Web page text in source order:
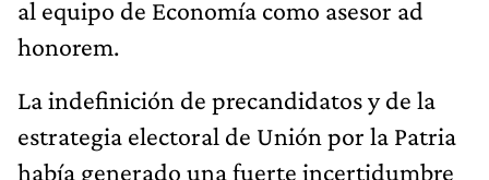
La indefinición de precandidatos y de la
estrategia electoral de Unión por la Patria
había generado una fuerte incertidumbre
en los diferentes sectores del peronismo. Al